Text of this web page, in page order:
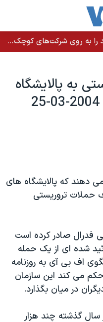
ارتش آمریکا میدان‌های آزمایش خود را به روی شرکت‌های کوچک می‌گشاید تا تسلیحات سریع‌تر به میدان نبرد برسد
به پالايشگاه
دهند که پالايشگاه های
تروريستی
فدرال صادر کرده است
شده ای از يک حمله
اف بی آی به روزنامه
می کند اين سازمان
در ميان بگذارد.
گذشته چند هزار